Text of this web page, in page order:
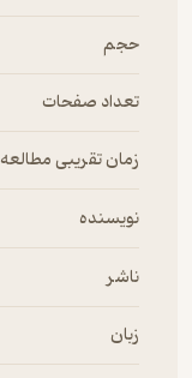
حجم
تعداد صفحات
زمان تقریبی مطالعه
نویسنده
ناشر
زبان